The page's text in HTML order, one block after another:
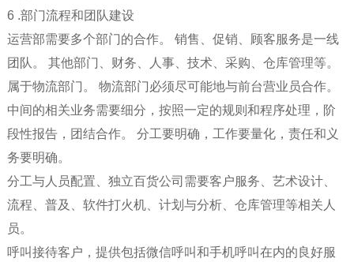
6 .部门流程和团队建设
运营部需要多个部门的合作。 销售、促销、顾客服务是一线
团队。 其他部门、财务、人事、技术、采购、仓库管理等。
属于物流部门。 物流部门必须尽可能地与前台营业员合作。
中间的相关业务需要细分，按照一定的规则和程序处理，阶
段性报告，团结合作。 分工要明确，工作要量化，责任和义
务要明确。
分工与人员配置、独立百货公司需要客户服务、艺术设计、
流程、普及、软件打火机、计划与分析、仓库管理等相关人
员。
呼叫接待客户，提供包括微信呼叫和手机呼叫在内的良好服